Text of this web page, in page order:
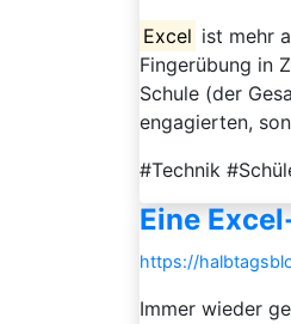
Excel ist mehr
Fingerübung in
Schule (der
engagierten,
#Technik
Eine
https://
Immer wieder